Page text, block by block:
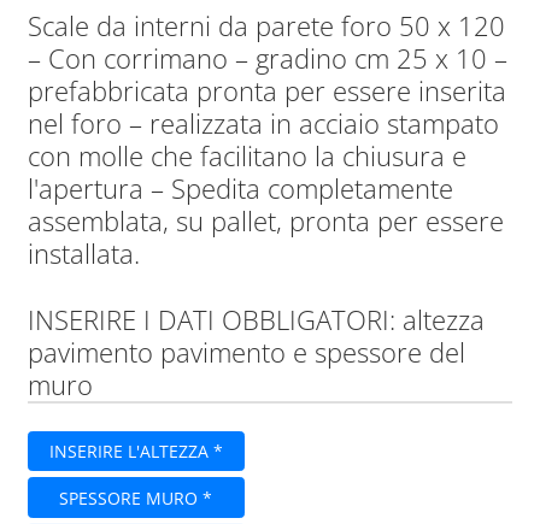
Scale da interni da parete foro 50 x 120
– Con corrimano – gradino cm 25 x 10 –
prefabbricata pronta per essere inserita
nel foro – realizzata in acciaio stampato
con molle che facilitano la chiusura e
l'apertura – Spedita completamente
assemblata, su pallet, pronta per essere
installata.
INSERIRE I DATI OBBLIGATORI: altezza
pavimento pavimento e spessore del
muro
INSERIRE L'ALTEZZA *
SPESSORE MURO *